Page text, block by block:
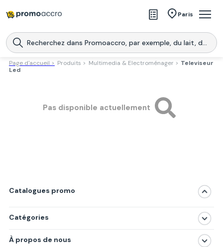
Paris
Magasins
Produits
Page d'accueil > Produits > Multimedia & Electroménager > Televiseur
Led
Pas disponible actuellement
Catalogues promo
Catégories
Produits
À propos de nous